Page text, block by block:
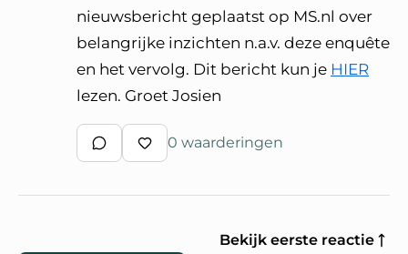
nieuwsbericht geplaatst op MS.nl over
belangrijke inzichten n.a.v. deze enquête
en het vervolg. Dit bericht kun je HIER
lezen. Groet Josien
Schrijf een reactie
Waardeer reactie
0 waarderingen
Bekijk eerste reactie